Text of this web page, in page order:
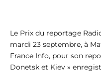
Le Prix du reportage
mardi 23 septembre, à
France Info, pour son
Donetsk et Kiev »